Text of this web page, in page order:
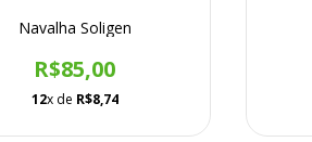
Navalha Soligen
R$85,00
12x de R$8,74